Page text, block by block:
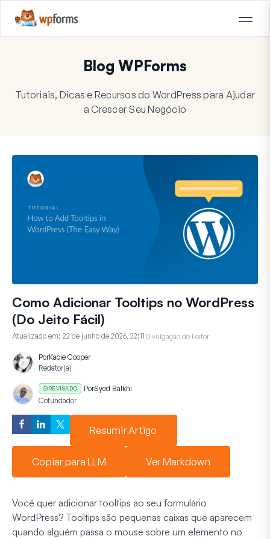
Blog WPForms
Tutoriais, Dicas e Recursos do WordPress para Ajudar
a Crescer Seu Negócio
Como Adicionar Tooltips no WordPress
(Do Jeito Fácil)
Atualizado em: 22 de junho de 2026, 22:11 Divulgação do Leitor
PorKacie Cooper
Redator(a)
REVISADO PorSyed Balkhi
Cofundador
Resumir Artigo
Copiar para LLM Ver Markdown
Você quer adicionar tooltips ao seu formulário
WordPress? Tooltips são pequenas caixas que aparecem
quando alguém passa o mouse sobre um elemento no